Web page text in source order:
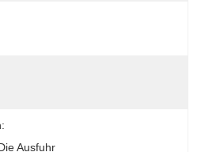
Ausfuhr